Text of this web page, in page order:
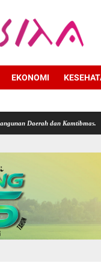
EKONOMI
Kamtibmas. Diskominfo